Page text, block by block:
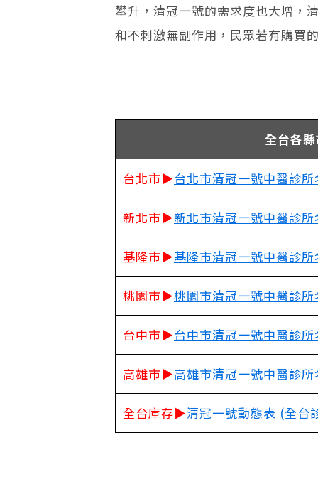
攀升，清冠一號的需求度也大增，
和不刺激無副作用，民眾若有購買
全台各
台北市▶台北市清冠一號中醫診
新北市▶新北市清冠一號中醫診所
基隆市▶基隆市清冠一號中醫診所
桃園市▶桃園市清冠一號中醫診所
台中市▶台中市清冠一號中醫診
高雄市▶高雄市清冠一號中醫診
全台庫存▶清冠一號動態表 (全台